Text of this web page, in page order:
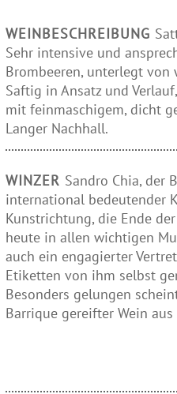
WEINBESCHREIBUNG
Sehr intensive und
Brombeeren, unterlegt von
Saftig in Ansatz und
mit feinmaschigem, dicht
Langer Nachhall.
WINZER Sandro Chia, der
international bedeutender
Kunstrichtung, die Ende
heute in allen wichtigen
auch ein engagierter
Etiketten von ihm selbst
Besonders gelungen
Barrique gereifter Wein